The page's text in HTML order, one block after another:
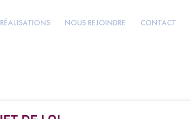
RÉALISATIONS NOUS REJOINDRE CONTACT